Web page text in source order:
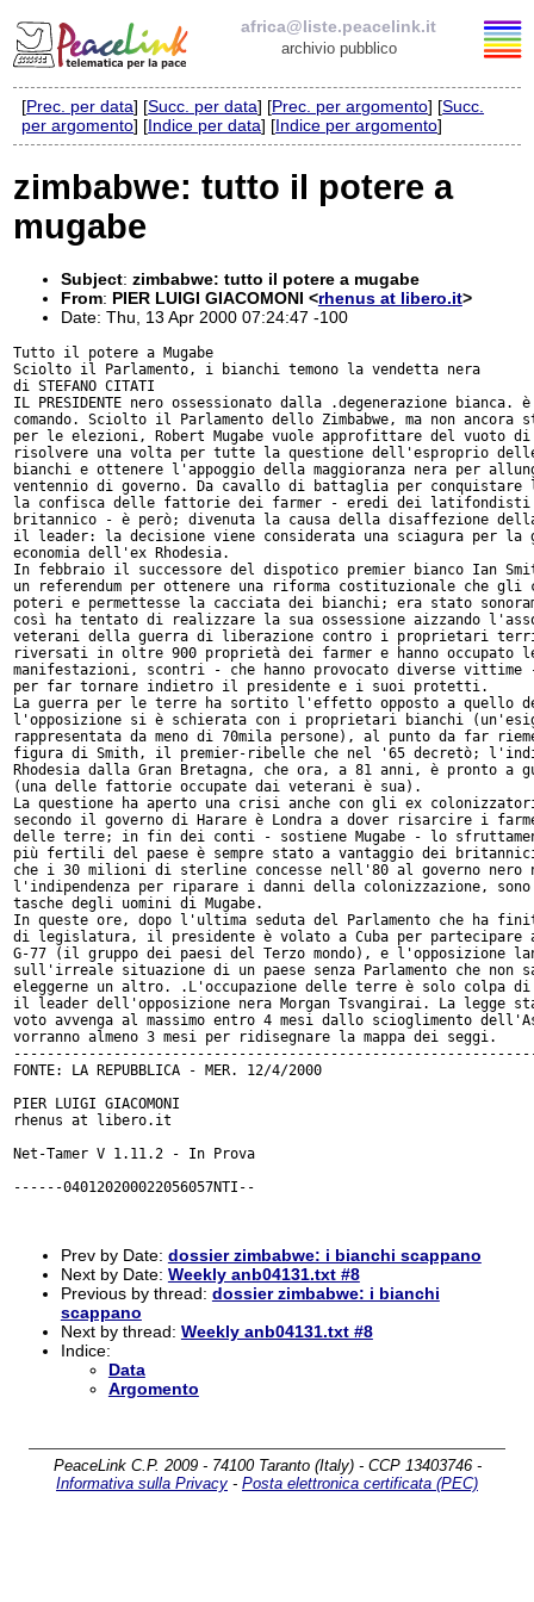
africa@liste.peacelink.it
archivio pubblico
Elenco delle liste
Policy delle liste di PeaceLink
Informativa sulla privacy
Richieste di rimozione
[Prec. per data] [Succ. per data] [Prec. per argomento] [Succ.
per argomento] [Indice per data] [Indice per argomento]
zimbabwe: tutto il potere a
mugabe
Subject: zimbabwe: tutto il potere a mugabe
From: PIER LUIGI GIACOMONI <rhenus at libero.it>
Date: Thu, 13 Apr 2000 07:24:47 -100
Tutto il potere a Mugabe
Sciolto il Parlamento, i bianchi temono la vendetta nera
di STEFANO CITATI
IL PRESIDENTE nero ossessionato dalla .degenerazione
comando. Sciolto il Parlamento dello Zimbabwe, ma non
per le elezioni, Robert Mugabe vuole approfittare del vuoto
risolvere una volta per tutte la questione dell'esproprio
bianchi e ottenere l'appoggio della maggioranza nera per
ventennio di governo. Da cavallo di battaglia per
la confisca delle fattorie dei farmer - eredi dei latifondisti
britannico - è però; divenuta la causa della disaffezione
il leader: la decisione viene considerata una sciagura per la
economia dell'ex Rhodesia.
In febbraio il successore del dispotico premier bianco Ian
un referendum per ottenere una riforma costituzionale che gli
poteri e permettesse la cacciata dei bianchi; era stato
così ha tentato di realizzare la sua ossessione aizzando
veterani della guerra di liberazione contro i proprietari
riversati in oltre 900 proprietà dei farmer e hanno occupato
manifestazioni, scontri - che hanno provocato diverse vittime
per far tornare indietro il presidente e i suoi protetti.
La guerra per le terre ha sortito l'effetto opposto a quello
l'opposizione si è schierata con i proprietari bianchi
rappresentata da meno di 70mila persone), al punto da far
figura di Smith, il premier-ribelle che nel '65 decretò;
Rhodesia dalla Gran Bretagna, che ora, a 81 anni, è pronto a
(una delle fattorie occupate dai veterani è sua).
La questione ha aperto una crisi anche con gli ex
secondo il governo di Harare è Londra a dover risarcire i
delle terre; in fin dei conti - sostiene Mugabe - lo
più fertili del paese è sempre stato a vantaggio dei
che i 30 milioni di sterline concesse nell'80 al governo nero
l'indipendenza per riparare i danni della colonizzazione,
tasche degli uomini di Mugabe.
In queste ore, dopo l'ultima seduta del Parlamento che ha
di legislatura, il presidente è volato a Cuba per
G-77 (il gruppo dei paesi del Terzo mondo), e l'opposizione
sull'irreale situazione di un paese senza Parlamento che non
eleggerne un altro. .L'occupazione delle terre è solo colpa di
il leader dell'opposizione nera Morgan Tsvangirai. La legge
voto avvenga al massimo entro 4 mesi dallo scioglimento
vorranno almeno 3 mesi per ridisegnare la mappa dei seggi.
FONTE: LA REPUBBLICA - MER. 12/4/2000
PIER LUIGI GIACOMONI
rhenus at libero.it
Net-Tamer V 1.11.2 - In Prova
------040120200022056057NTI--
Prev by Date: dossier zimbabwe: i bianchi scappano
Next by Date: Weekly anb04131.txt #8
Previous by thread: dossier zimbabwe: i bianchi
scappano
Next by thread: Weekly anb04131.txt #8
Indice:
Data
Argomento
PeaceLink C.P. 2009 - 74100 Taranto (Italy) - CCP 13403746 -
Informativa sulla Privacy - Posta elettronica certificata (PEC)